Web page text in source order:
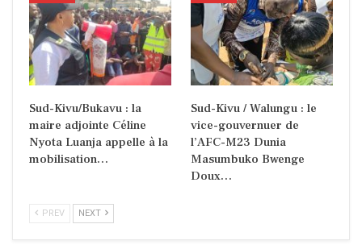
Sud-Kivu/Bukavu : la
maire adjointe Céline
Nyota Luanja appelle à la
mobilisation…
Sud-Kivu / Walungu : le
vice-gouvernuer de
l’AFC-M23 Dunia
Masumbuko Bwenge
Doux…
PREV NEXT